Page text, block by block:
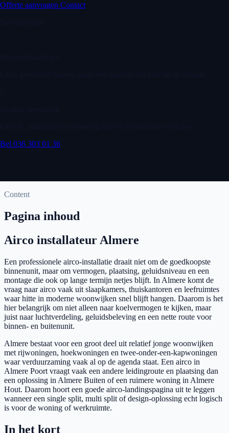
Offerte aanvragen Contact
Bel 036 303 01 36
Content
Pagina inhoud
Airco installateur Almere
Een professionele airco-installatie draait niet om de goedkoopste
binnenunit, maar om vermogen, plaatsing, geluidsniveau en een
montage die ook op lange termijn netjes blijft. In Almere komt de
vraag naar airco vaak uit slaapkamers, thuiskantoren en leefruimtes
waar hitte in moderne woonwijken snel blijft hangen. Daarom is het
hier belangrijk om niet alleen naar koelvermogen te kijken, maar
juist naar luchtverdeling, geluidsbeleving en een nette route voor
binnen- en buitenunit.
Almere bestaat voor een groot deel uit relatief jonge woonwijken
met rijwoningen, hoekwoningen en twee-onder-een-kapwoningen
waar verduurzaming vaak al op de agenda staat. Een airco in
Almere Poort vraagt vaak een andere leidingroute en plaatsing dan
een oplossing in Almere Buiten of een ruimere woning in Almere
Hout. Daarom hoort een goede airco-landingspagina uit te leggen
wanneer een single split, multi split of design-oplossing echt logisch
is voor de woning of werkruimte.
In het kort